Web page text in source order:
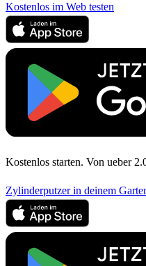
Kostenlos im Web testen
Kostenlos starten. Von ueber
Zylinderputzer in deinem